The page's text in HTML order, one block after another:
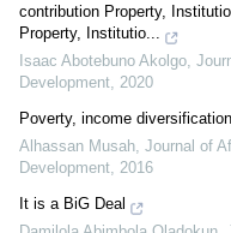
contribution Property,
Property, Institutio...
Isaac Abotebuno Akolgo,
Development, 2020
Poverty, income
Alhassan Musah, Journal of
Development, 2016
It is a BiG Deal